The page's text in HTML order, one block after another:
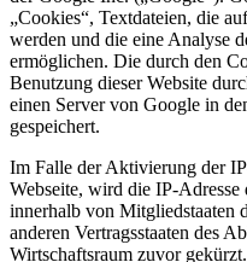
„Cookies“, Textdateien, die
werden und die eine Analyse
ermöglichen. Die durch den
Benutzung dieser Website
einen Server von Google in
gespeichert.
Im Falle der Aktivierung der
Webseite, wird die IP-
innerhalb von Mitgliedstaaten
anderen Vertragsstaaten des
Wirtschaftsraum zuvor